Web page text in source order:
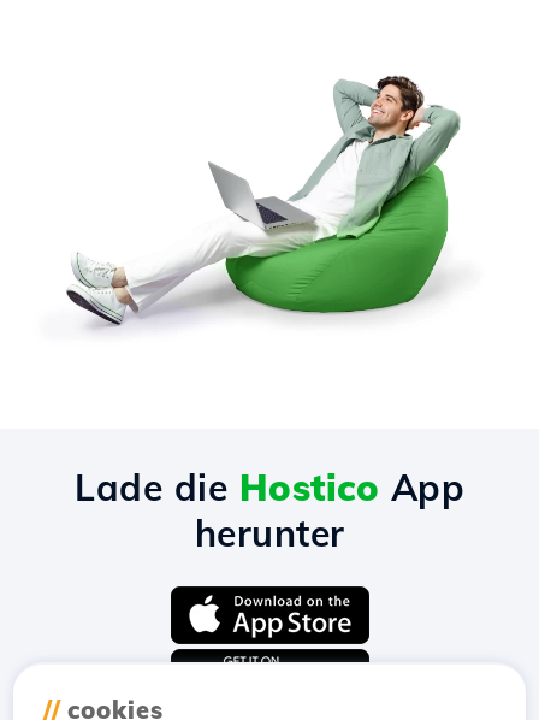
// cookies
Lade die Hostico App
herunter